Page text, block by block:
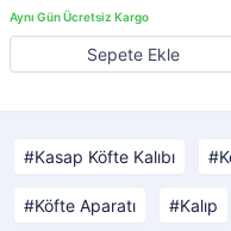
Sepete Ekle
Kasap Köfte Kalıbı
Köfte Aparatı Kalıp